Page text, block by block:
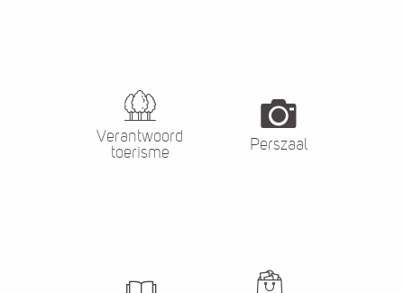
Verantwoord
toerisme
Perszaal